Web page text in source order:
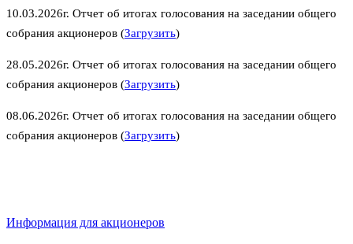
10.03.2026г. Отчет об итогах голосования на заседании общего
собрания акционеров (Загрузить)
28.05.2026г. Отчет об итогах голосования на заседании общего
собрания акционеров (Загрузить)
08.06.2026г. Отчет об итогах голосования на заседании общего
собрания акционеров (Загрузить)
Информация для акционеров